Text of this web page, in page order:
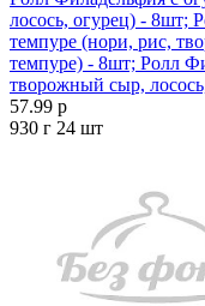
лосось, огурец) - 8шт;
темпуре (нори, рис,
темпуре) - 8шт; Ролл
творожный сыр,
57.99 р
930 г 24 шт